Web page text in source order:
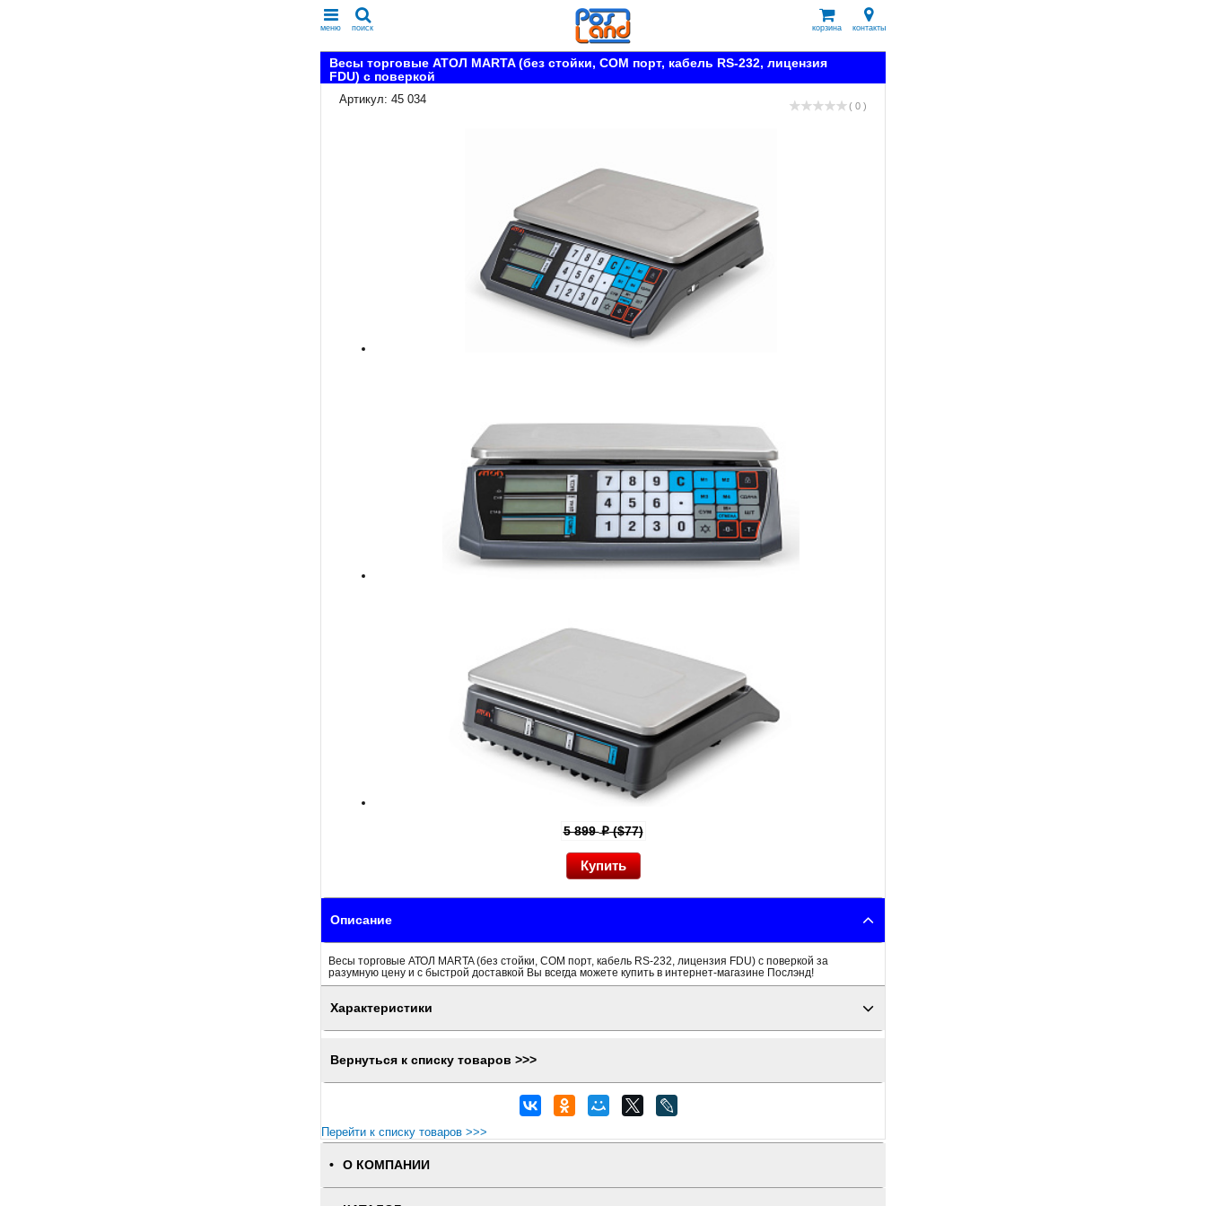
меню поиск корзина контакты
Весы торговые АТОЛ MARTA (без стойки, СОМ порт, кабель RS-232, лицензия
FDU) с поверкой
Артикул: 45 034
( 0 )
5 899p($77)
Описание
Весы торговые АТОЛ MARTA (без стойки, СОМ порт, кабель RS-232, лицензия FDU) с поверкой за
разумную цену и с быстрой доставкой Вы всегда можете купить в интернет-магазине Послэнд!
Характеристики
Вернуться к списку товаров >>>
Перейти к списку товаров >>>
О КОМПАНИИ